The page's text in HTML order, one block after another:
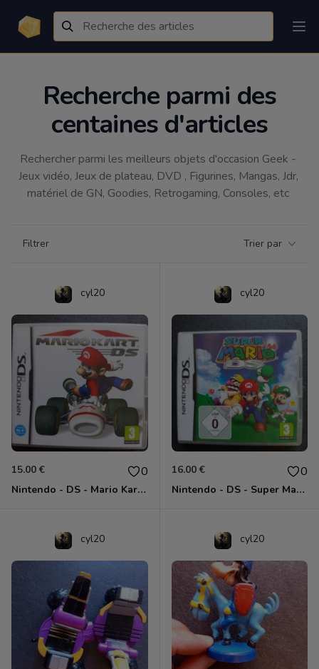
Recherche parmi des
centaines d'articles
Rechercher parmi les meilleurs objets d'occasion Geek -
Jeux vidéo, Jeux de plateau, DVD , Figurines, Mangas, Jdr,
matériel de GN, Goodies, Retrogaming, Consoles, etc
Filtrer Trier par
cyl20
15.00 € 0
Nintendo - DS - Mario Kart DS
cyl20
16.00 € 0
Nintendo - DS - Super Mario 64 DS
cyl20 cyl20